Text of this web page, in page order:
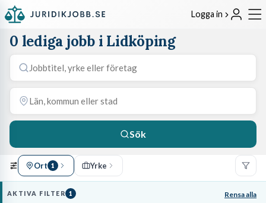
Logga in
0 lediga jobb i Lidköping
Sök
Ort 1 Yrke
AKTIVA FILTER 1 Rensa alla